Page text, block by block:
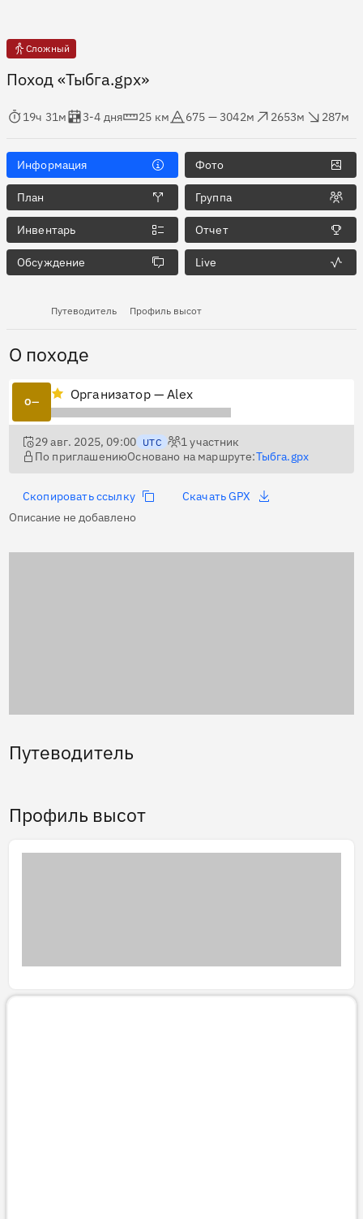
Сложный
Поход «Тыбга.gpx»
в пути
19ч 31м
Оценка в днях
3-4 дня
Дистанция
25 км
Абсолютная высота
675 — 3042м
2653м
287м
Информация Фото
План Группа
Инвентарь Отчет
Обсуждение Live
Путеводитель Профиль высот
О походе
О— Организатор — Alex
29 авг. 2025, 09:00 UTC 1участник
По приглашениюОсновано на маршруте:Тыбга.gpx
Скопировать ссылку
Скачать GPX
Описание не добавлено
Путеводитель
Профиль высот